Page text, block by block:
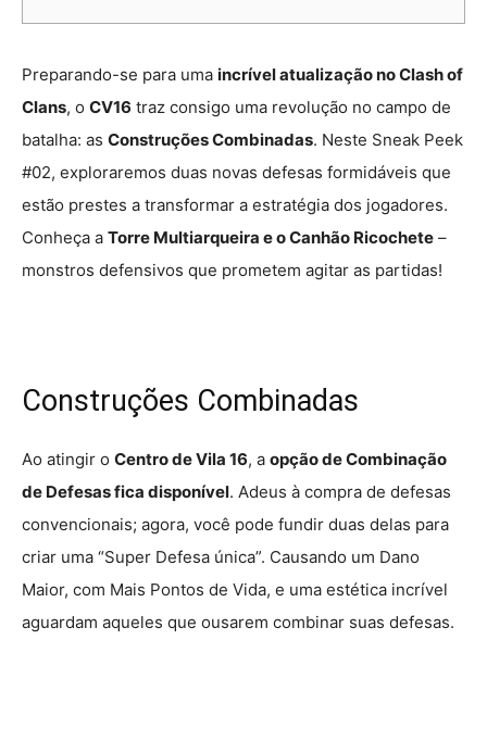
Preparando-se para uma incrível atualização no Clash of
Clans, o CV16 traz consigo uma revolução no campo de
batalha: as Construções Combinadas. Neste Sneak Peek
#02, exploraremos duas novas defesas formidáveis que
estão prestes a transformar a estratégia dos jogadores.
Conheça a Torre Multiarqueira e o Canhão Ricochete –
monstros defensivos que prometem agitar as partidas!
Construções Combinadas
Ao atingir o Centro de Vila 16, a opção de Combinação
de Defesas fica disponível. Adeus à compra de defesas
convencionais; agora, você pode fundir duas delas para
criar uma “Super Defesa única”. Causando um Dano
Maior, com Mais Pontos de Vida, e uma estética incrível
aguardam aqueles que ousarem combinar suas defesas.